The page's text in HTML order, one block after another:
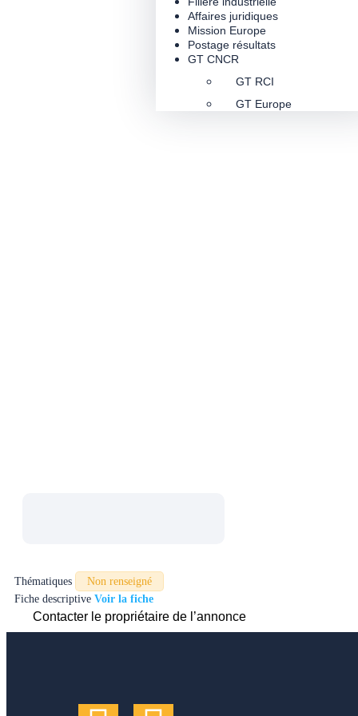
Affaires juridiques
Mission Europe
Postage résultats
GT CNCR
GT RCI
GT Europe
Thématiques
Non renseigné
Fiche descriptive
Contacter le propriétaire de l’annonce